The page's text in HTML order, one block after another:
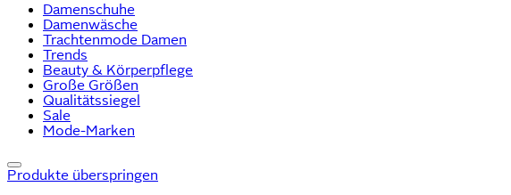
Damenschuhe
Damenwäsche
Trachtenmode Damen
Trends
Beauty & Körperpflege
Große Größen
Qualitätssiegel
Sale
Mode-Marken
Produkte überspringen